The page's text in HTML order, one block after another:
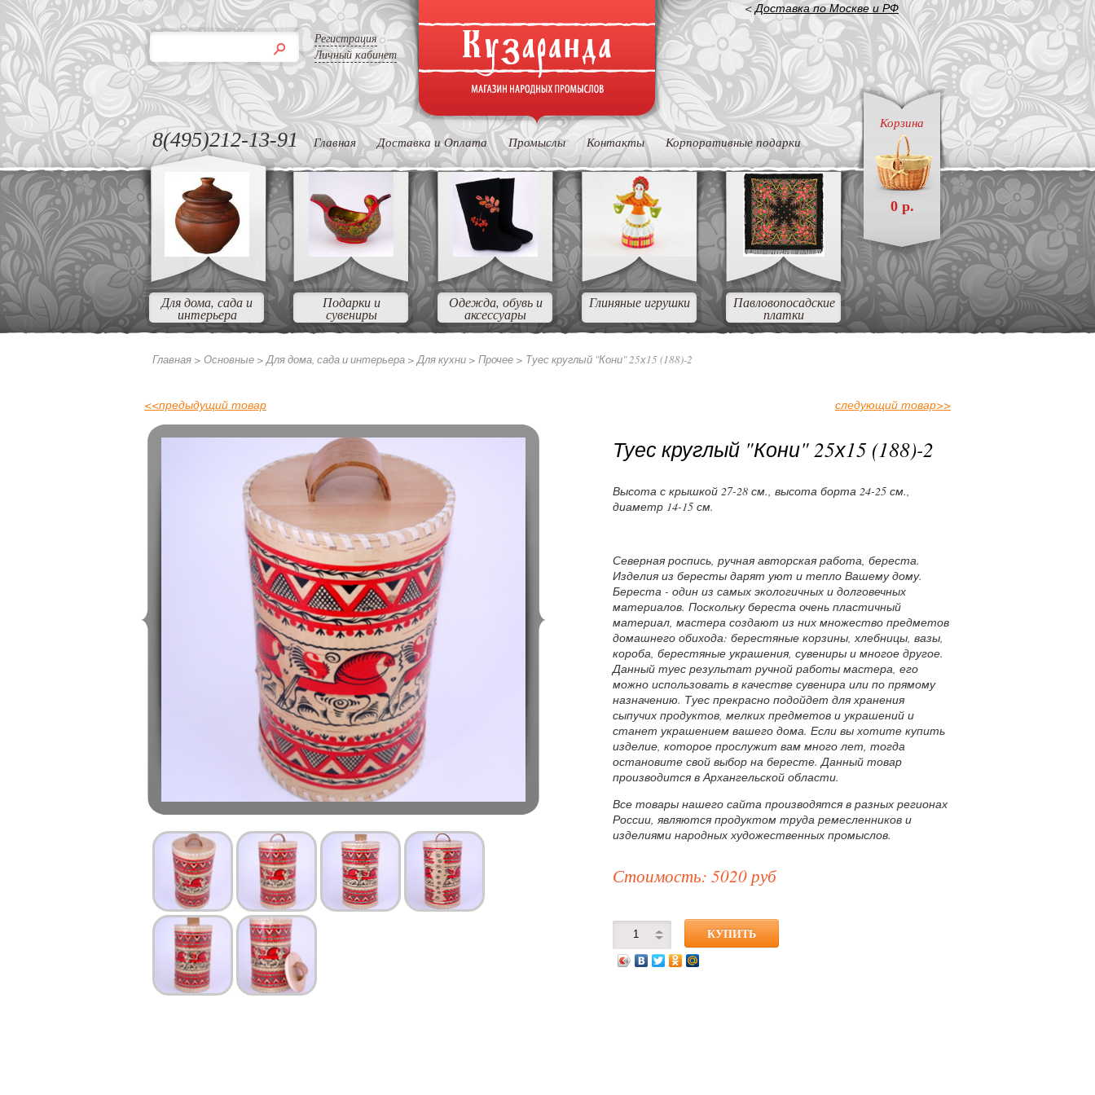
Регистрация
Личный кабинет
<Доставка по Москве и РФ
Корзина
0 р.
8(495)212-13-91 Главная Доставка и Оплата Промыслы Контакты Корпоративные подарки
Для дома, сада и
интерьера
Подарки и
сувениры
Одежда, обувь и
аксессуары
Глиняные игрушки Павловопосадские
платки
Главная > Основные >Для дома, сада и интерьера >Для кухни > Прочее > Туес круглый "Кони" 25х15 (188)-2
<<предыдущий товар следующий товар>>
Туес круглый "Кони" 25х15 (188)-2
Высота с крышкой 27-28 см., высота борта 24-25 см.,
диаметр 14-15 см.
Северная роспись, ручная авторская работа, береста.
Изделия из бересты дарят уют и тепло Вашему дому.
Береста - один из самых экологичных и долговечных
материалов. Поскольку береста очень пластичный
материал, мастера создают из них множество предметов
домашнего обихода: берестяные корзины, хлебницы, вазы,
короба, берестяные украшения, сувениры и многое другое.
Данный туес результат ручной работы мастера, его
можно использовать в качестве сувенира или по прямому
назначению. Туес прекрасно подойдет для хранения
сыпучих продуктов, мелких предметов и украшений и
станет украшением вашего дома. Если вы хотите купить
изделие, которое прослужит вам много лет, тогда
остановите свой выбор на бересте. Данный товар
производится в Архангельской области.
Все товары нашего сайта производятся в разных регионах
России, являются продуктом труда ремесленников и
изделиями народных художественных промыслов.
Стоимость: 5020 руб